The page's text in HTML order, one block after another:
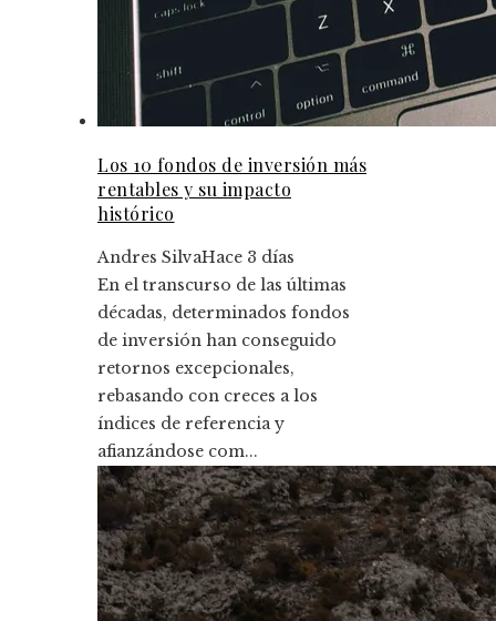
Los 10 fondos de inversión más
rentables y su impacto
histórico
Andres SilvaHace 3 días
En el transcurso de las últimas
décadas, determinados fondos
de inversión han conseguido
retornos excepcionales,
rebasando con creces a los
índices de referencia y
afianzándose com...